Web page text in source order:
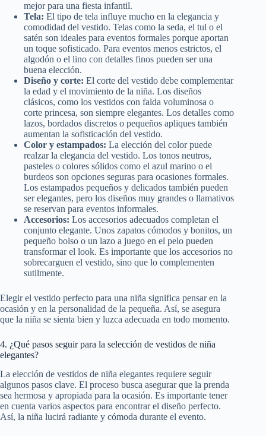
mejor para una fiesta infantil.
Tela: El tipo de tela influye mucho en la elegancia y
comodidad del vestido. Telas como la seda, el tul o el
satén son ideales para eventos formales porque aportan
un toque sofisticado. Para eventos menos estrictos, el
algodón o el lino con detalles finos pueden ser una
buena elección.
Diseño y corte: El corte del vestido debe complementar
la edad y el movimiento de la niña. Los diseños
clásicos, como los vestidos con falda voluminosa o
corte princesa, son siempre elegantes. Los detalles como
lazos, bordados discretos o pequeños apliques también
aumentan la sofisticación del vestido.
Color y estampados: La elección del color puede
realzar la elegancia del vestido. Los tonos neutros,
pasteles o colores sólidos como el azul marino o el
burdeos son opciones seguras para ocasiones formales.
Los estampados pequeños y delicados también pueden
ser elegantes, pero los diseños muy grandes o llamativos
se reservan para eventos informales.
Accesorios: Los accesorios adecuados completan el
conjunto elegante. Unos zapatos cómodos y bonitos, un
pequeño bolso o un lazo a juego en el pelo pueden
transformar el look. Es importante que los accesorios no
sobrecarguen el vestido, sino que lo complementen
sutilmente.
Elegir el vestido perfecto para una niña significa pensar en la
ocasión y en la personalidad de la pequeña. Así, se asegura
que la niña se sienta bien y luzca adecuada en todo momento.
4. ¿Qué pasos seguir para la selección de vestidos de niña
elegantes?
La elección de vestidos de niña elegantes requiere seguir
algunos pasos clave. El proceso busca asegurar que la prenda
sea hermosa y apropiada para la ocasión. Es importante tener
en cuenta varios aspectos para encontrar el diseño perfecto.
Así, la niña lucirá radiante y cómoda durante el evento.